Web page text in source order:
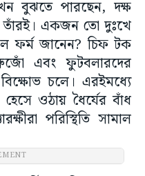
বুঝতে পারছেন, দক্ষ
তাঁরই। একজন তো দুঃখে
ফর্ম জানেন? চিফ টক
এবং ফুটবলারদের
চলে। এরইমধ্যে
হেসে ওঠায় ধৈর্যের বাঁধ
পরিস্থিতি সামাল